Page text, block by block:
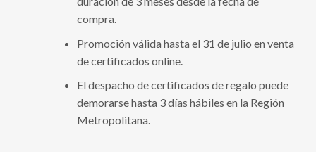
compra.
Promoción válida hasta el 31 de julio en venta
de certificados online.
El despacho de certificados de regalo puede
demorarse hasta 3 días hábiles en la Región
Metropolitana.